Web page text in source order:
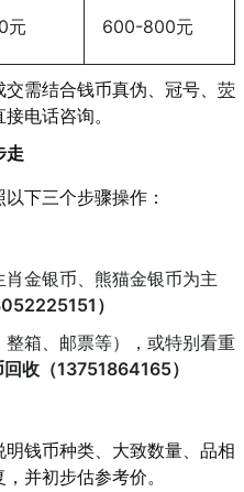
元 600-800元
需结合钱币真伪、冠号、 荧
接电话咨询。
走
下三个步骤操作：
金银币、熊猫金银币为主
）
箱、邮票等），或特别看重
收（13751864165）
钱币种类、大致数量、品相
并初步估参考价。